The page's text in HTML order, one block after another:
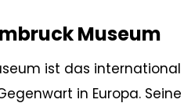
Museum
ist das
in Europa.